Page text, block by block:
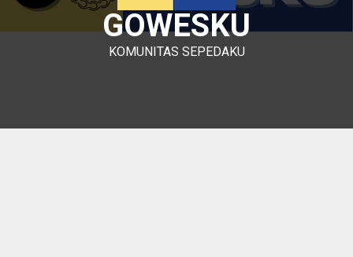
GOWESKU
KOMUNITAS SEPEDAKU